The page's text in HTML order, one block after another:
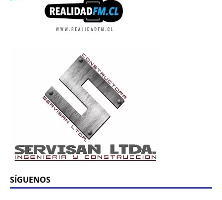
SÍGUENOS